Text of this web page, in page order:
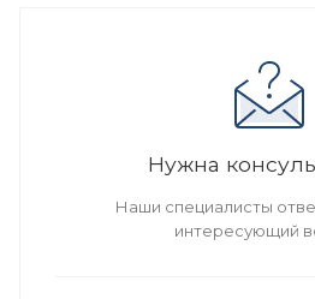
Нужна
Наши специалисты
интересующий